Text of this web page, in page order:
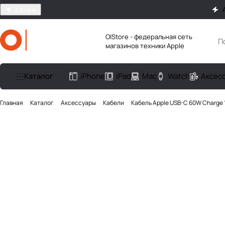
O|Store - федеральная сеть
магазинов техники Apple
Каталог iPhone iPad Mac Watch
Главная Каталог Аксесcуары Кабели Кабель Apple USB-C 60W Charge